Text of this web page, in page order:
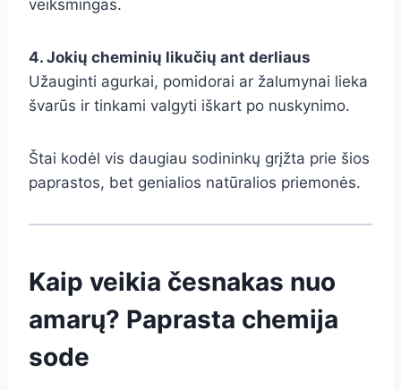
veiksmingas.
4. Jokių cheminių likučių ant derliaus
Užauginti agurkai, pomidorai ar žalumynai lieka
švarūs ir tinkami valgyti iškart po nuskynimo.
Štai kodėl vis daugiau sodininkų grįžta prie šios
paprastos, bet genialios natūralios priemonės.
Kaip veikia česnakas nuo
amarų? Paprasta chemija
sode